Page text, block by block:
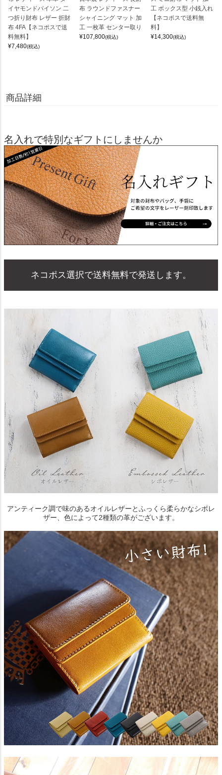
イヤモンドパイソン 二
つ折り財布 レザー 折財
布 4FA【ネコポスで送
料無料】
¥7,480(税込)
布 ラウンドファスナー
シャイニング マット 加
工 一枚革 センター取り
¥107,800(税込)
工 ボックス型 小銭入れ
【ネコポスで送料無
料】
¥14,300(税込)
商品詳細
名入れで特別なギフトにしませんか
ネコポス選択で送料無料で発送します。
アンティーク調で味のあるオイルレザーとふっくら柔らかなシボレ
ザー、色によって2種類の革がございます。